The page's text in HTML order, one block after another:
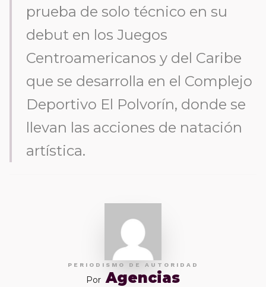
prueba de solo técnico en su
debut en los Juegos
Centroamericanos y del Caribe
que se desarrolla en el Complejo
Deportivo El Polvorín, donde se
llevan las acciones de natación
artística.
PERIODISMO DE AUTORIDAD
Por Agencias